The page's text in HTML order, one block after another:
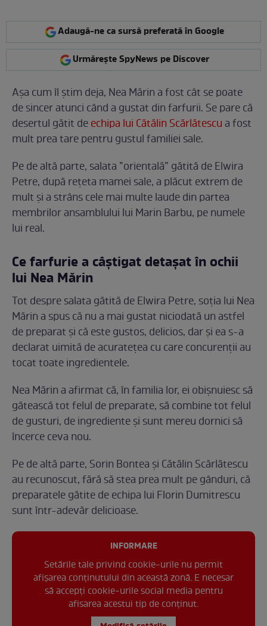
Adaugă-ne ca sursă preferată în Google
Urmărește SpyNews pe Discover
Așa cum îl știm deja, Nea Mărin a fost cât se poate
de sincer atunci când a gustat din farfurii. Se pare că
desertul gătit deechipa lui Cătălin Scărlătescua fost
mult prea tare pentru gustul familiei sale.
Pe de altă parte, salata ”orientală” gătită de Elwira
Petre, după rețeta mamei sale, a plăcut extrem de
mult și a strâns cele mai multe laude din partea
membrilor ansamblului lui Marin Barbu, pe numele
lui real.
Ce farfurie a câștigat detașat în ochii
lui Nea Mărin
Tot despre salata gătită de Elwira Petre, soția lui Nea
Mărin a spus că nu a mai gustat niciodată un astfel
de preparat și că este gustos, delicios, dar și ea s-a
declarat uimită de acuratețea cu care concurenții au
tocat toate ingredientele.
Nea Mărin a afirmat că, în familia lor, ei obișnuiesc să
gătească tot felul de preparate, să combine tot felul
de gusturi, de ingrediente și sunt mereu dornici să
încerce ceva nou.
Pe de altă parte, Sorin Bontea și Cătălin Scărlătescu
au recunoscut, fără să stea prea mult pe gânduri, că
preparatele gătite de echipa lui Florin Dumitrescu
sunt într-adevăr delicioase.
INFORMARE
Setările tale privind cookie-urile nu permit
afișarea conținutului din această zonă. E necesar
să accepți cookie-urile social media pentru
afisarea acestui tip de conținut.